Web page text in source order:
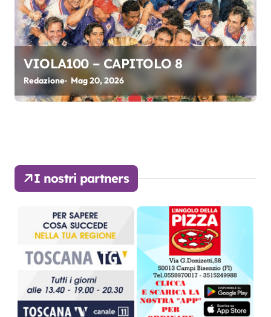
VIOLA100 – CAPITOLO 8
Redazione Mag 20, 2026
I nostri partners